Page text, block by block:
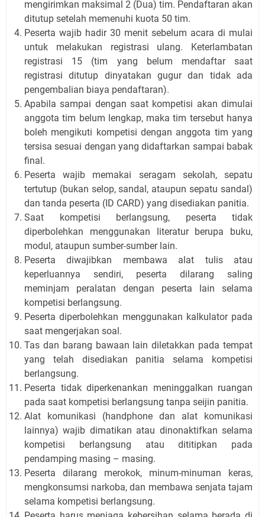
mengirimkan maksimal 2 (Dua) tim. Pendaftaran akan
ditutup setelah memenuhi kuota 50 tim.
Peserta wajib hadir 30 menit sebelum acara di mulai
untuk melakukan registrasi ulang. Keterlambatan
registrasi 15 (tim yang belum mendaftar saat
registrasi ditutup dinyatakan gugur dan tidak ada
pengembalian biaya pendaftaran).
Apabila sampai dengan saat kompetisi akan dimulai
anggota tim belum lengkap, maka tim tersebut hanya
boleh mengikuti kompetisi dengan anggota tim yang
tersisa sesuai dengan yang didaftarkan sampai babak
final.
Peserta wajib memakai seragam sekolah, sepatu
tertutup (bukan selop, sandal, ataupun sepatu sandal)
dan tanda peserta (ID CARD) yang disediakan panitia.
Saat kompetisi berlangsung, peserta tidak
diperbolehkan menggunakan literatur berupa buku,
modul, ataupun sumber-sumber lain.
Peserta diwajibkan membawa alat tulis atau
keperluannya sendiri, peserta dilarang saling
meminjam peralatan dengan peserta lain selama
kompetisi berlangsung.
Peserta diperbolehkan menggunakan kalkulator pada
saat mengerjakan soal.
Tas dan barang bawaan lain diletakkan pada tempat
yang telah disediakan panitia selama kompetisi
berlangsung.
Peserta tidak diperkenankan meninggalkan ruangan
pada saat kompetisi berlangsung tanpa seijin panitia.
Alat komunikasi (handphone dan alat komunikasi
lainnya) wajib dimatikan atau dinonaktifkan selama
kompetisi berlangsung atau dititipkan pada
pendamping masing – masing.
Peserta dilarang merokok, minum-minuman keras,
mengkonsumsi narkoba, dan membawa senjata tajam
selama kompetisi berlangsung.